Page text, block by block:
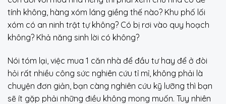
tính không, hàng xóm láng giềng thế nào? Khu phố lối
xóm có an ninh trật tự không? Có bị rơi vào quy hoạch
không? Khả năng sinh lời có không?
Nói tóm lại, việc mua 1 căn nhà để đầu tư hay để ở đòi
hỏi rất nhiều công sức nghiên cứu tỉ mỉ, không phải là
chuyện đơn giản, bạn càng nghiên cứu kỹ lưỡng thì bạn
sẽ ít gặp phải những điều không mong muốn. Tuy nhiên